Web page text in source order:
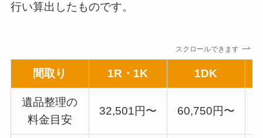
行い算出したものです。
スクロールできます
間取り 1R・1K 1DK
遺品整理の
料金目安
32,501円〜 60,750円〜